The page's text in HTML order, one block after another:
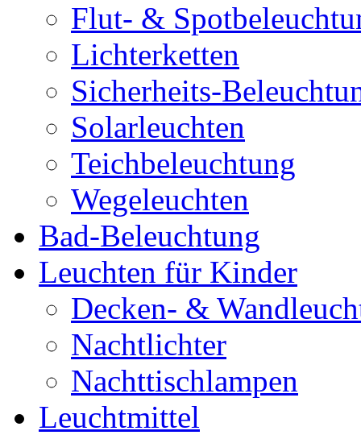
Flut- &
Lichterketten
Sicherheits-
Solarleuchten
Teichbeleuchtung
Wegeleuchten
Bad-Beleuchtung
Leuchten für Kinder
Decken- &
Nachtlichter
Nachttischlampen
Leuchtmittel